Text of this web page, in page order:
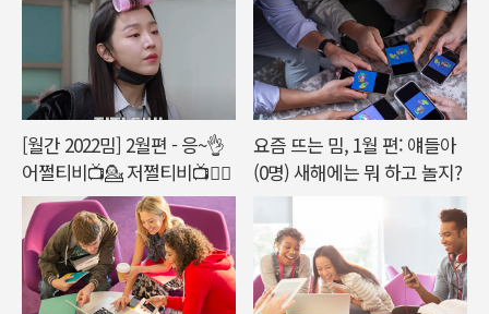
[월간 2022밈] 2월편 - 응~👌
어쩔티비📺💁 저쩔티비📺💁‍♀️
요즘 뜨는 밈, 1월 편: 얘들아
(0명) 새해에는 뭐 하고 놀지?